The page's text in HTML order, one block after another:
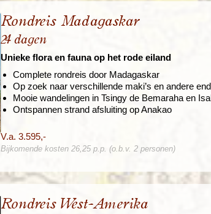
Rondreis Madagaskar
24 dagen
Unieke flora en fauna op het rode eiland
Complete rondreis door Madagaskar
Op zoek naar verschillende maki’s en andere
Mooie wandelingen in Tsingy de Bemaraha en
Ontspannen strand afsluiting op Anakao
V.a. 3.595,-
Bijkomende kosten 26,25 p.p. (o.b.v. 2 personen)
Rondreis West-Amerika